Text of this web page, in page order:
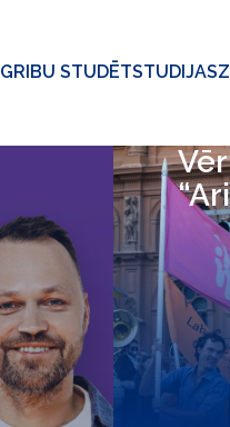
GRIBU STUDĒTSTUDIJAS